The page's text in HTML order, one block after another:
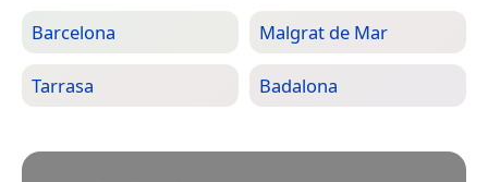
Barcelona Malgrat de Mar
Tarrasa Badalona